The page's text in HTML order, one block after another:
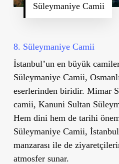
Süleymaniye Camii
8. Süleymaniye Camii
İstanbul’un en büyük
Süleymaniye Camii,
eserlerinden biridir. Mimar
camii, Kanuni Sultan
Hem dini hem de tarihi
Süleymaniye Camii,
manzarası ile de
atmosfer sunar.